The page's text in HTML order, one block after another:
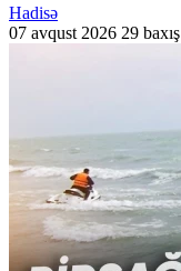
Hadisə
07 avqust 2026 29 baxış